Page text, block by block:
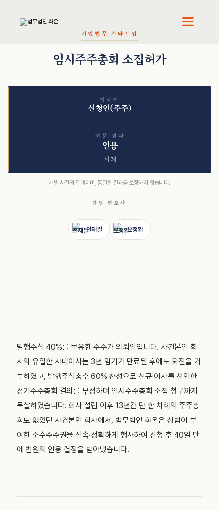
기업법무·스타트업
임시주주총회 소집허가
의뢰인
신청인(주주)
처분 결과
인용
사례
개별 사건의 결과이며, 동일한 결과를 보장하지 않습니다.
담당 변호사
천재필 오정환
발행주식 40%를 보유한 주주가 의뢰인입니다. 사건본인 회
사의 유일한 사내이사는 3년 임기가 만료된 후에도 퇴진을 거
부하였고, 발행주식총수 60% 찬성으로 신규 이사를 선임한
정기주주총회 결의를 부정하며 임시주주총회 소집 청구까지
묵살하였습니다. 회사 설립 이후 13년간 단 한 차례의 주주총
회도 없었던 사건본인 회사에서, 법무법인 화온은 상법이 부
여한 소수주주권을 신속·정확하게 행사하여 신청 후 40일 만
에 법원의 인용 결정을 받아냈습니다.